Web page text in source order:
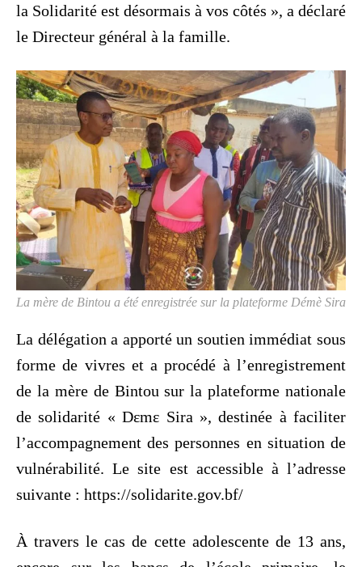
la Solidarité est désormais à vos côtés », a déclaré
le Directeur général à la famille.
La mère de Bintou a été enregistrée sur la plateforme Démè Sira
La délégation a apporté un soutien immédiat sous
forme de vivres et a procédé à l’enregistrement
de la mère de Bintou sur la plateforme nationale
de solidarité « Dɛmɛ Sira », destinée à faciliter
l’accompagnement des personnes en situation de
vulnérabilité. Le site est accessible à l’adresse
suivante : https://solidarite.gov.bf/
À travers le cas de cette adolescente de 13 ans,